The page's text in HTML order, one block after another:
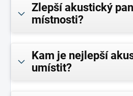
Zlepší akustický
místnosti?
Kam je nejlepší
umístit?